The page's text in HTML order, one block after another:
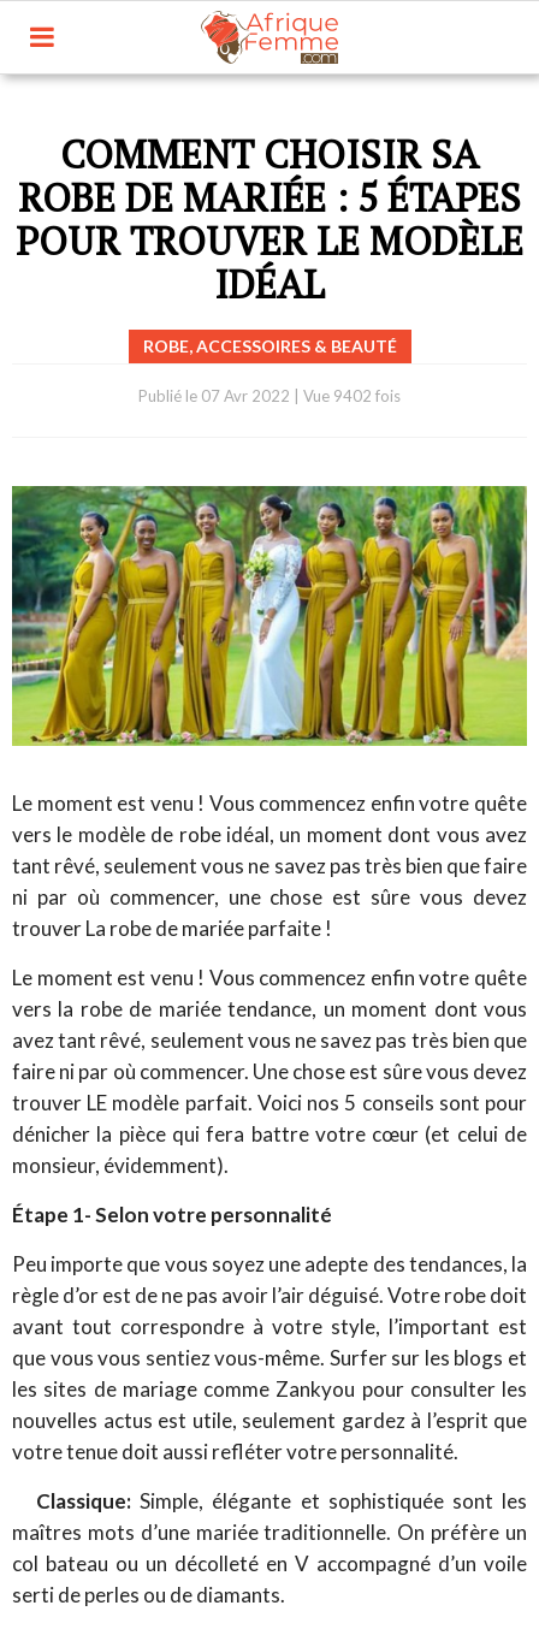
COMMENT CHOISIR SA
ROBE DE MARIÉE : 5 ÉTAPES
POUR TROUVER LE MODÈLE
IDÉAL
ROBE, ACCESSOIRES & BEAUTÉ
Publié le 07 Avr 2022 Vue 9402 fois
Le moment est venu ! Vous commencez enfin votre quête
vers le modèle de robe idéal, un moment dont vous avez
tant rêvé, seulement vous ne savez pas très bien que faire
ni par où commencer, une chose est sûre vous devez
trouver La robe de mariée parfaite !
Le moment est venu ! Vous commencez enfin votre quête
vers la robe de mariée tendance, un moment dont vous
avez tant rêvé, seulement vous ne savez pas très bien que
faire ni par où commencer. Une chose est sûre vous devez
trouver LE modèle parfait. Voici nos 5 conseils sont pour
dénicher la pièce qui fera battre votre cœur (et celui de
monsieur, évidemment).
Étape 1- Selon votre personnalité
Peu importe que vous soyez une adepte des tendances, la
règle d’or est de ne pas avoir l’air déguisé. Votre robe doit
avant tout correspondre à votre style, l’important est
que vous vous sentiez vous-même. Surfer sur les blogs et
les sites de mariage comme Zankyou pour consulter les
nouvelles actus est utile, seulement gardez à l’esprit que
votre tenue doit aussi refléter votre personnalité.
Classique: Simple, élégante et sophistiquée sont les
maîtres mots d’une mariée traditionnelle. On préfère un
col bateau ou un décolleté en V accompagné d’un voile
serti de perles ou de diamants.